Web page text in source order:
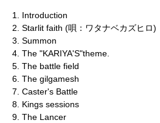
Introduction
Starlit faith (唄：ワタナベカズヒロ)
Summon
The "KARIYA'S"theme.
The battle field
The gilgamesh
Caster's Battle
Kings sessions
The Lancer